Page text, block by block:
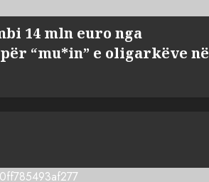
14 mln euro nga
“mu*in” e oligarkëve në